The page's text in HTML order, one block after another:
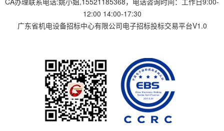
12:00 14:00-17:30
广东省机电设备招标中心有限公司电子招标投标交易平台V1.0